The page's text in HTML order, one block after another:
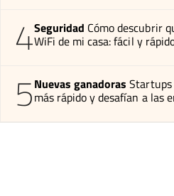
4Seguridad Cómo descubrir
WiFi de mi casa: fácil y
5Nuevas ganadoras Startups
más rápido y desafían a las